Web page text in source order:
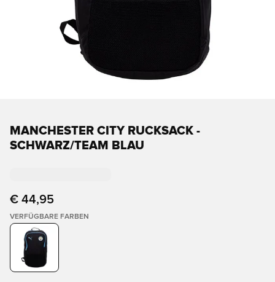
MANCHESTER CITY RUCKSACK -
SCHWARZ/TEAM BLAU
€ 44,95
VERFÜGBARE FARBEN